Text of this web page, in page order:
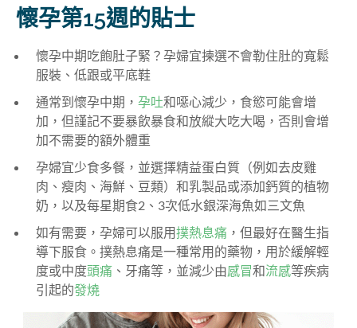
懷孕第15週的貼士
懷孕中期吃飽肚子緊？孕婦宜揀選不會勒住肚的寬鬆
服裝、低跟或平底鞋
通常到懷孕中期， 孕吐和噁心減少，食慾可能會增
加，但謹記不要暴飲暴食和放縱大吃大喝，否則會增
加不需要的額外體重
孕婦宜少食多餐，並選擇精益蛋白質（例如去皮雞
肉、瘦肉、海鮮、豆類）和乳製品或添加鈣質的植物
奶，以及每星期食2、3次低水銀深海魚如三文魚
如有需要，孕婦可以服用撲熱息痛 ，但最好在醫生指
導下服食。 撲熱息痛是一種常用的藥物，用於緩解輕
度或中度頭痛 、牙痛等，並減少由感冒和流感等疾病
引起的發燒